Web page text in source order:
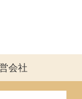
会社